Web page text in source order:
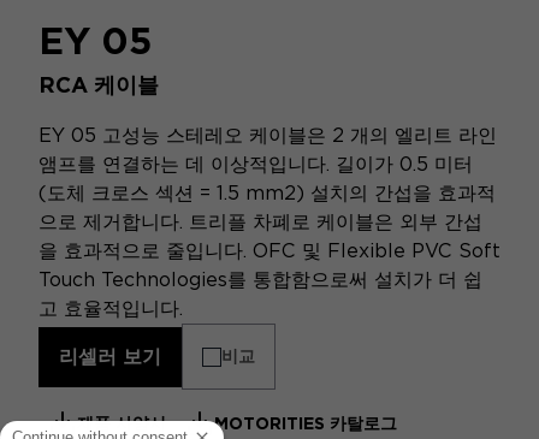
EY 05
RCA 케이블
EY 05 고성능 스테레오 케이블은 2 개의 엘리트 라인
앰프를 연결하는 데 이상적입니다. 길이가 0.5 미터
(도체 크로스 섹션 = 1.5 mm2) 설치의 간섭을 효과적
으로 제거합니다. 트리플 차폐로 케이블은 외부 간섭
을 효과적으로 줄입니다. OFC 및 Flexible PVC Soft
Touch Technologies를 통합함으로써 설치가 더 쉽
고 효율적입니다.
리셀러 보기 비교
제품 사양서 MOTORITIES 카탈로그